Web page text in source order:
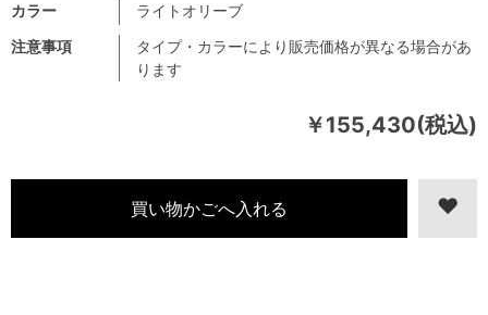
￥155,430(税込)
注意事項
タイプ・カラーにより販売価格が異なる場合があ
ります
カラー
ライトオリーブ